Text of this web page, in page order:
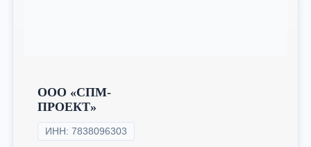
ООО «СПМ-
ПРОЕКТ»
ИНН: 7838096303